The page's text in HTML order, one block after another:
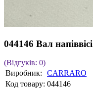
044146 Вал
(Відгуків: 0)
Виробник:
CARRARO
Код товару: 044146